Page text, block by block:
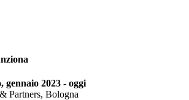
gennaio 2023 - oggi
Partners, Bologna